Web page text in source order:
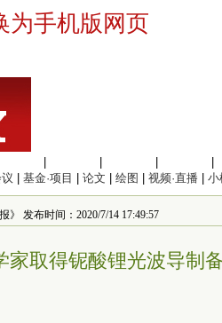
为手机版网页
基金·项目 论文 绘图 视频·直播 小
发布时间：2020/7/14 17:49:57
家取得铌酸锂光波导制